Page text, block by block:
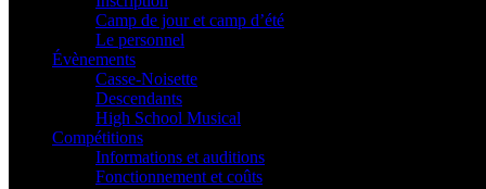
Camp de jour et camp d’été
Le personnel
Évènements
Casse-Noisette
Descendants
High School Musical
Compétitions
Informations et auditions
Fonctionnement et coûts